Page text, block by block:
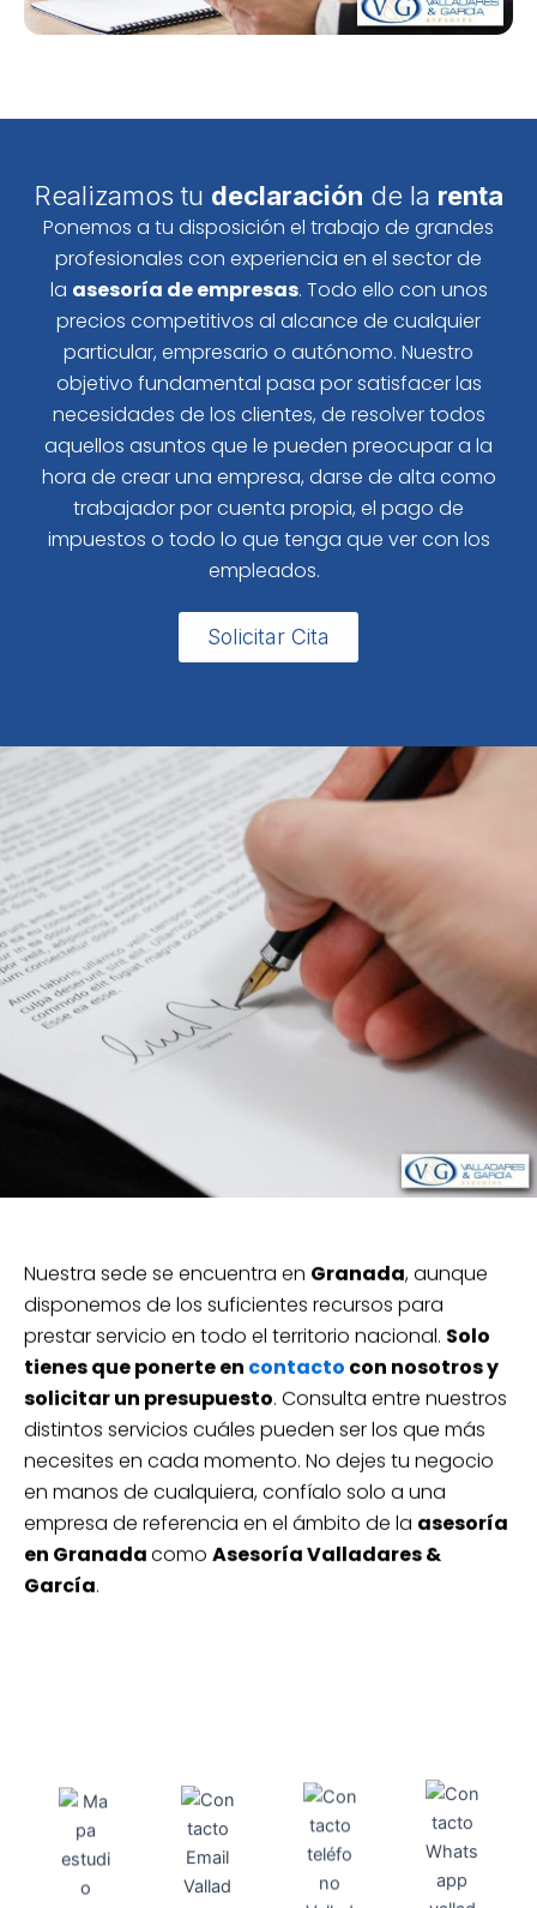
Realizamos tu declaración de la renta
Ponemos a tu disposición el trabajo de grandes
profesionales con experiencia en el sector de
la asesoría de empresas. Todo ello con unos
precios competitivos al alcance de cualquier
particular, empresario o autónomo. Nuestro
objetivo fundamental pasa por satisfacer las
necesidades de los clientes, de resolver todos
aquellos asuntos que le pueden preocupar a la
hora de crear una empresa, darse de alta como
trabajador por cuenta propia, el pago de
impuestos o todo lo que tenga que ver con los
empleados.
Solicitar Cita
Nuestra sede se encuentra en Granada, aunque
disponemos de los suficientes recursos para
prestar servicio en todo el territorio nacional. Solo
tienes que ponerte en contacto con nosotros y
solicitar un presupuesto. Consulta entre nuestros
distintos servicios cuáles pueden ser los que más
necesites en cada momento. No dejes tu negocio
en manos de cualquiera, confíalo solo a una
empresa de referencia en el ámbito de la asesoría
en Granadacomo Asesoría Valladares &
García.